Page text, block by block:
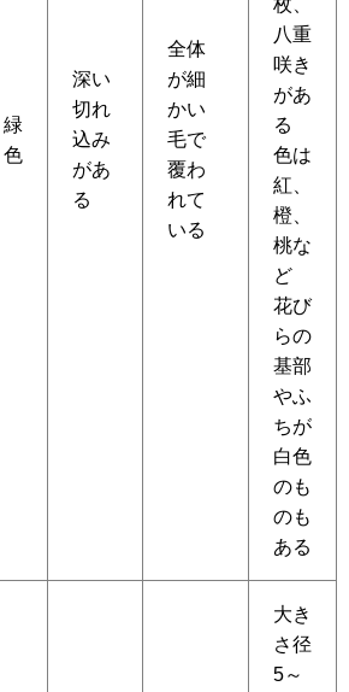
緑
色
深い
切れ
込み
があ
る
全体
が細
かい
毛で
覆わ
れて
いる
八重
咲き
があ
る
色は
紅、
橙、
桃な
ど
花び
らの
基部
やふ
ちが
白色
のも
のも
ある
大き
さ径
5～